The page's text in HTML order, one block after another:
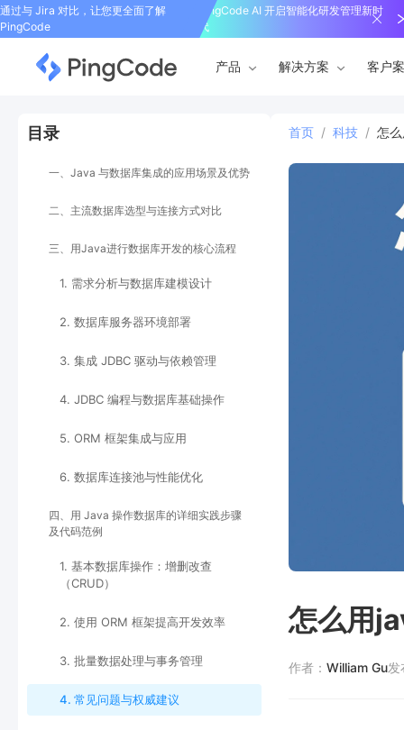
通过与 Jira 对比，让您更全面了解
PingCode
PingCode AI 开启智能化研发管理新时
代
产品 解决方案 客户
目录
一、Java 与数据库集成的应用场景及优势
二、主流数据库选型与连接方式对比
三、用Java进行数据库开发的核心流程
1. 需求分析与数据库建模设计
2. 数据库服务器环境部署
3. 集成 JDBC 驱动与依赖管理
4. JDBC 编程与数据库基础操作
5. ORM 框架集成与应用
6. 数据库连接池与性能优化
四、用 Java 操作数据库的详细实践步骤
及代码范例
1. 基本数据库操作：增删改查
（CRUD）
2. 使用 ORM 框架提高开发效率
3. 批量数据处理与事务管理
4. 常见问题与权威建议
首页 / 科技 / 怎
怎么用
作者： William Gu发